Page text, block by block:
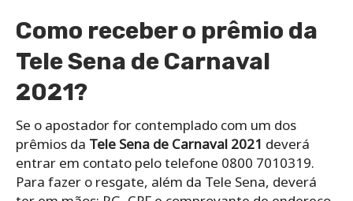
Como receber o prêmio da
Tele Sena de Carnaval
2021?
Se o apostador for contemplado com um dos
prêmios da Tele Sena de Carnaval 2021 deverá
entrar em contato pelo telefone 0800 7010319.
Para fazer o resgate, além da Tele Sena, deverá